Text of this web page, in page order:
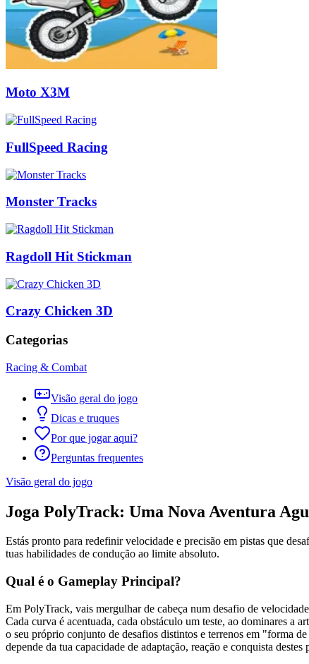
Moto X3M
FullSpeed Racing
Monster Tracks
Ragdoll Hit Stickman
Crazy Chicken 3D
Categorias
Racing & Combat
Visão geral do jogo
Dicas e truques
Por que jogar aqui?
Perguntas frequentes
Visão geral do jogo
Joga PolyTrack: Uma Nova Aventura
Estás pronto para redefinir velocidade e precisão em pistas que
tuas habilidades de condução ao limite absoluto.
Qual é o Gameplay Principal?
Em PolyTrack, vais mergulhar de cabeça num desafio de
Cada curva é acentuada, cada obstáculo um teste, ao dominares a
o seu próprio conjunto de desafios distintos e terrenos em "forma
depende da tua capacidade de adaptação, reação e conquista destes